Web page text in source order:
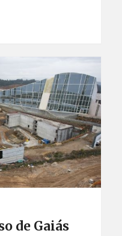
de Gaiás